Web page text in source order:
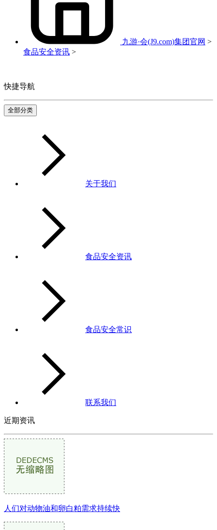
九游·会(J9.com)集团官网 >
食品安全资讯 >
快捷导航
全部分类
关于我们
食品安全资讯
食品安全常识
联系我们
近期资讯
人们对动物油和卵白粕需求持续快